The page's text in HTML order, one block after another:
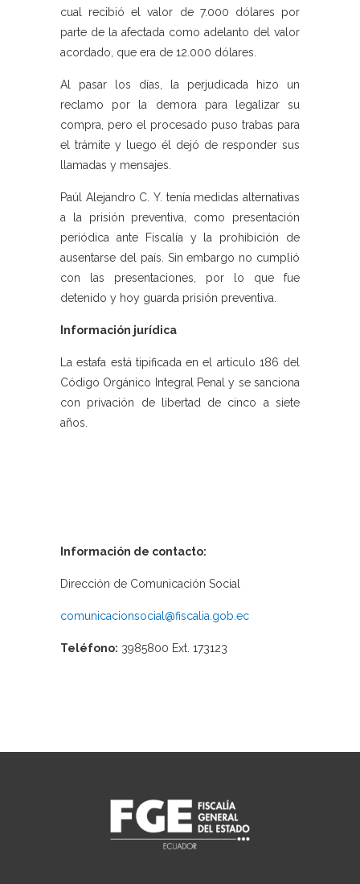
cual recibió el valor de 7.000 dólares por
parte de la afectada como adelanto del valor
acordado, que era de 12.000 dólares.
Al pasar los días, la perjudicada hizo un
reclamo por la demora para legalizar su
compra, pero el procesado puso trabas para
el trámite y luego él dejó de responder sus
llamadas y mensajes.
Paúl Alejandro C. Y. tenía medidas alternativas
a la prisión preventiva, como presentación
periódica ante Fiscalía y la prohibición de
ausentarse del país. Sin embargo no cumplió
con las presentaciones, por lo que fue
detenido y hoy guarda prisión preventiva.
Información jurídica
La estafa está tipificada en el artículo 186 del
Código Orgánico Integral Penal y se sanciona
con privación de libertad de cinco a siete
años.
Información de contacto:
Dirección de Comunicación Social
comunicacionsocial@fiscalia.gob.ec
Teléfono: 3985800 Ext. 173123